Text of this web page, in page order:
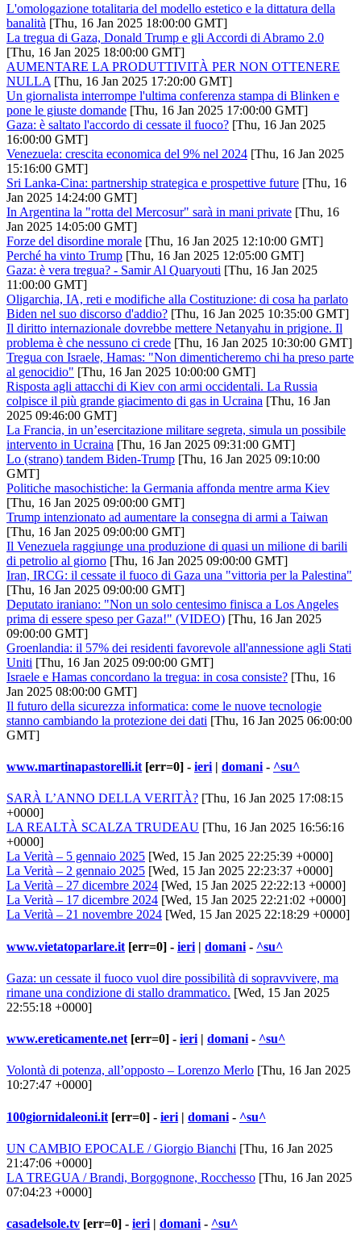
L'omologazione totalitaria del modello estetico e la dittatura della
banalità [Thu, 16 Jan 2025 18:00:00 GMT]
La tregua di Gaza, Donald Trump e gli Accordi di Abramo 2.0
[Thu, 16 Jan 2025 18:00:00 GMT]
AUMENTARE LA PRODUTTIVITÀ PER NON OTTENERE
NULLA [Thu, 16 Jan 2025 17:20:00 GMT]
Un giornalista interrompe l'ultima conferenza stampa di Blinken e
pone le giuste domande [Thu, 16 Jan 2025 17:00:00 GMT]
Gaza: è saltato l'accordo di cessate il fuoco? [Thu, 16 Jan 2025
16:00:00 GMT]
Venezuela: crescita economica del 9% nel 2024 [Thu, 16 Jan 2025
15:16:00 GMT]
Sri Lanka-Cina: partnership strategica e prospettive future [Thu, 16
Jan 2025 14:24:00 GMT]
In Argentina la "rotta del Mercosur" sarà in mani private [Thu, 16
Jan 2025 14:05:00 GMT]
Forze del disordine morale [Thu, 16 Jan 2025 12:10:00 GMT]
Perché ha vinto Trump [Thu, 16 Jan 2025 12:05:00 GMT]
Gaza: è vera tregua? - Samir Al Quaryouti [Thu, 16 Jan 2025
11:00:00 GMT]
Oligarchia, IA, reti e modifiche alla Costituzione: di cosa ha parlato
Biden nel suo discorso d'addio? [Thu, 16 Jan 2025 10:35:00 GMT]
Il diritto internazionale dovrebbe mettere Netanyahu in prigione. Il
problema è che nessuno ci crede [Thu, 16 Jan 2025 10:30:00 GMT]
Tregua con Israele, Hamas: "Non dimenticheremo chi ha preso parte
al genocidio" [Thu, 16 Jan 2025 10:00:00 GMT]
Risposta agli attacchi di Kiev con armi occidentali. La Russia
colpisce il più grande giacimento di gas in Ucraina [Thu, 16 Jan
2025 09:46:00 GMT]
La Francia, in un’esercitazione militare segreta, simula un possibile
intervento in Ucraina [Thu, 16 Jan 2025 09:31:00 GMT]
Lo (strano) tandem Biden-Trump [Thu, 16 Jan 2025 09:10:00
GMT]
Politiche masochistiche: la Germania affonda mentre arma Kiev
[Thu, 16 Jan 2025 09:00:00 GMT]
Trump intenzionato ad aumentare la consegna di armi a Taiwan
[Thu, 16 Jan 2025 09:00:00 GMT]
Il Venezuela raggiunge una produzione di quasi un milione di barili
di petrolio al giorno [Thu, 16 Jan 2025 09:00:00 GMT]
Iran, IRCG: il cessate il fuoco di Gaza una "vittoria per la Palestina"
[Thu, 16 Jan 2025 09:00:00 GMT]
Deputato iraniano: "Non un solo centesimo finisca a Los Angeles
prima di essere speso per Gaza!" (VIDEO) [Thu, 16 Jan 2025
09:00:00 GMT]
Groenlandia: il 57% dei residenti favorevole all'annessione agli Stati
Uniti [Thu, 16 Jan 2025 09:00:00 GMT]
Israele e Hamas concordano la tregua: in cosa consiste? [Thu, 16
Jan 2025 08:00:00 GMT]
Il futuro della sicurezza informatica: come le nuove tecnologie
stanno cambiando la protezione dei dati [Thu, 16 Jan 2025 06:00:00
GMT]
www.martinapastorelli.it [err=0] - ieri | domani - ^su^
SARÀ L’ANNO DELLA VERITÀ? [Thu, 16 Jan 2025 17:08:15
+0000]
LA REALTÀ SCALZA TRUDEAU [Thu, 16 Jan 2025 16:56:16
+0000]
La Verità – 5 gennaio 2025 [Wed, 15 Jan 2025 22:25:39 +0000]
La Verità – 2 gennaio 2025 [Wed, 15 Jan 2025 22:23:37 +0000]
La Verità – 27 dicembre 2024 [Wed, 15 Jan 2025 22:22:13 +0000]
La Verità – 17 dicembre 2024 [Wed, 15 Jan 2025 22:21:02 +0000]
La Verità – 21 novembre 2024 [Wed, 15 Jan 2025 22:18:29 +0000]
www.vietatoparlare.it [err=0] - ieri | domani - ^su^
Gaza: un cessate il fuoco vuol dire possibilità di sopravvivere, ma
rimane una condizione di stallo drammatico. [Wed, 15 Jan 2025
22:55:18 +0000]
www.ereticamente.net [err=0] - ieri | domani - ^su^
Volontà di potenza, all’opposto – Lorenzo Merlo [Thu, 16 Jan 2025
10:27:47 +0000]
100giornidaleoni.it [err=0] - ieri | domani - ^su^
UN CAMBIO EPOCALE / Giorgio Bianchi [Thu, 16 Jan 2025
21:47:06 +0000]
LA TREGUA / Brandi, Borgognone, Rocchesso [Thu, 16 Jan 2025
07:04:23 +0000]
casadelsole.tv [err=0] - ieri | domani - ^su^